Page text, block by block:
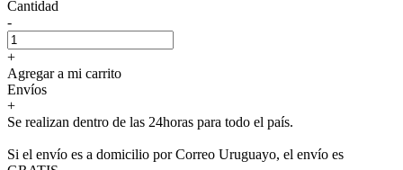
Cantidad
-
+
Agregar a mi carrito
Envíos
+
Se realizan dentro de las 24horas para todo el país.
Si el envío es a domicilio por Correo Uruguayo, el envío es